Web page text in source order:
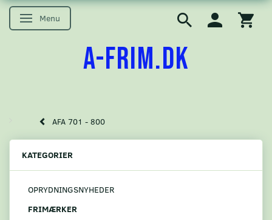
Skifte navigation
Menu
A-FRIM.DK
AFA 701 - 800
KATEGORIER
OPRYDNINGSNYHEDER
FRIMÆRKER